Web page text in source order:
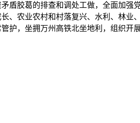
盾胶葛的排查和调处工做，全面加
、农业农村和村落复兴、水利、林
管护，坐拥万州高铁北坐地利，组织开